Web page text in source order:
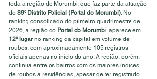
toda a região do Morumbi, que faz parte da atuação
do 89º Distrito Policial (Portal do Morumbi). No
ranking consolidado do primeiro quadrimestre de
2026, a região do Portal do Morumbi
  aparece em
12º lugar no ranking da capital em volume de
roubos, com aproximadamente 105 registros
oficiais apenas no início do ano. A região, porém,
continua entre os bairros com os maiores índices
de roubos a residências, apesar de ter registrado